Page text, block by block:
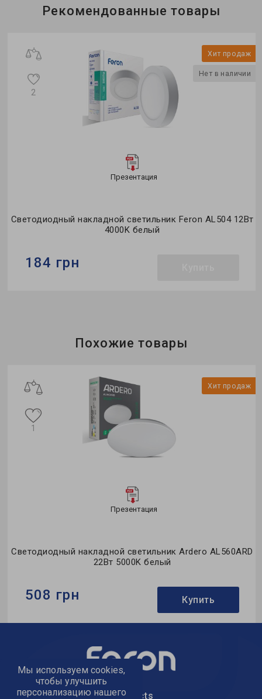
Бренд:Feron
накладной
Рекомендованные товары
Хит продаж
Нет в наличии
Презентация
Светодиодный накладной светильник Feron AL504 12Вт
4000K белый
2
184 грн
Тип источника света:LED
Похожие товары
Хит продаж
Презентация
Светодиодный накладной светильник Ardero AL560ARD
22Вт 5000K белый
1
508 грн Купить
Тип светильника:накладной
Тип источника света:LED
text_kontacts
Мы используем cookies,
чтобы улучшить
персонализацию нашего